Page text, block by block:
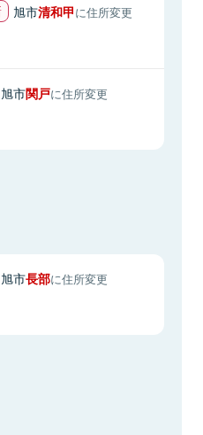
旭市清和甲に住所変更
旭市関戸に住所変更
旭市長部に住所変更